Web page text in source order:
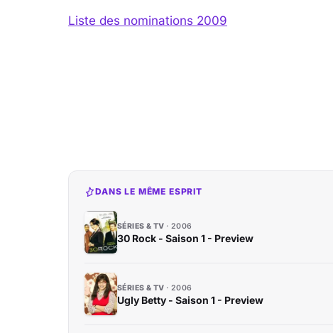
Liste des nominations 2009
DANS LE MÊME ESPRIT
SÉRIES & TV 2006
30 Rock - Saison 1 - Preview
SÉRIES & TV 2006
Ugly Betty - Saison 1 - Preview